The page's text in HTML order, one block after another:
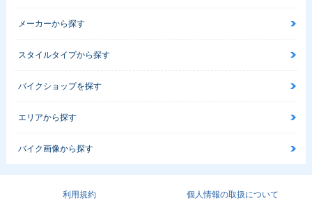
メーカーから探す
スタイルタイプから探す
バイクショップを探す
エリアから探す
バイク画像から探す
利用規約 個人情報の取扱について